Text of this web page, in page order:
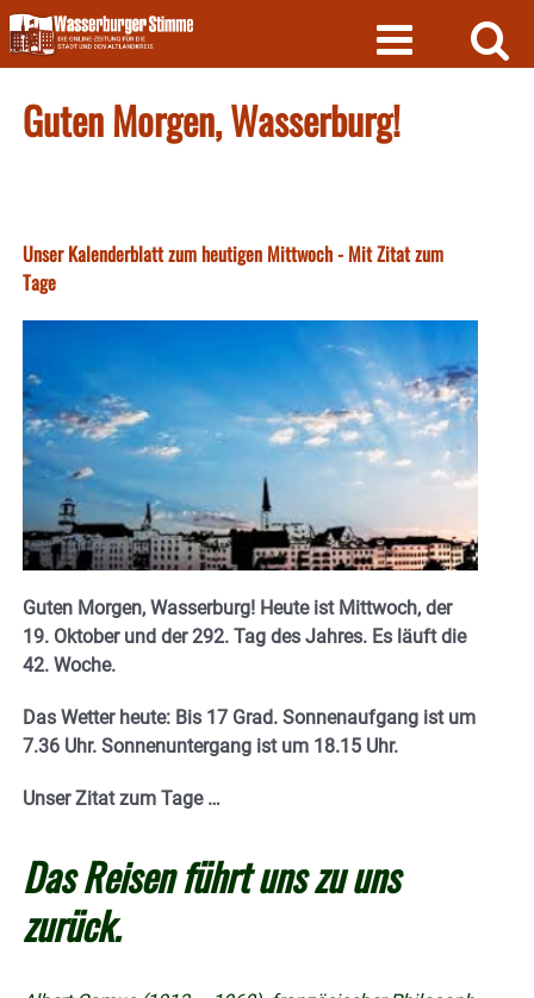
Skip
to
content
Guten Morgen, Wasserburg!
Unser Kalenderblatt zum heutigen Mittwoch - Mit Zitat zum
Tage
Guten Morgen, Wasserburg! Heute ist Mittwoch, der
19. Oktober und der 292. Tag des Jahres. Es läuft die
42. Woche.
Das Wetter heute: Bis 17 Grad. Sonnenaufgang ist um
7.36 Uhr. Sonnenuntergang ist um 18.15 Uhr.
Unser Zitat zum Tage …
Das Reisen führt uns zu uns
zurück.